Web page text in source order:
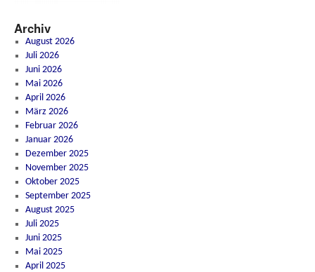
Archiv
August 2026
Juli 2026
Juni 2026
Mai 2026
April 2026
März 2026
Februar 2026
Januar 2026
Dezember 2025
November 2025
Oktober 2025
September 2025
August 2025
Juli 2025
Juni 2025
Mai 2025
April 2025